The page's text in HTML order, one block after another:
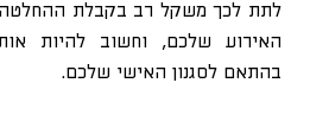
לתת לכך משקל רב בקבלת
האירוע שלכם, וחשוב להיות
בהתאם לסגנון האישי שלכם.